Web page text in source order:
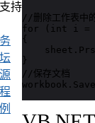
//删除工作表中
for (int i =
{
}
//保存文档
持